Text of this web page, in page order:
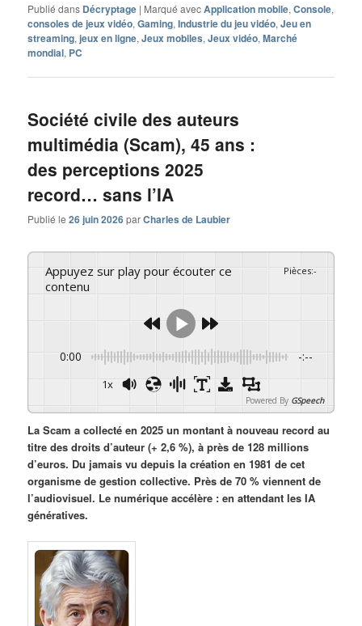
Publié dans Décryptage | Marqué avecApplication mobile,Console,
consoles de jeux vidéo,Gaming,Industrie du jeu vidéo,Jeu en
streaming,jeux en ligne,Jeux mobiles,Jeux vidéo,Marché
mondial, PC
Société civile des auteurs
multimédia (Scam), 45 ans :
des perceptions 2025
record… sans l’IA
Publié le26 juin 2026parCharles de Laubier
Appuyez sur play pour écouter ce
contenu
Pièces:-
0:00 -:--
1x
Powered By GSpeech
La Scam a collecté en 2025 un montant à nouveau record au
titre des droits d’auteur (+ 2,6 %), à près de 128 millions
d’euros. Du jamais vu depuis la création en 1981 de cet
organisme de gestion collective. Près de 70 % viennent de
l’audiovisuel. Le numérique accélère : en attendant les IA
génératives.